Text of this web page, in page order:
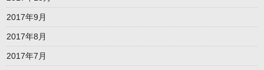
2017年9月
2017年8月
2017年7月